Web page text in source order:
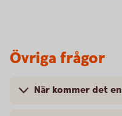
Övriga frågor
När kommer det